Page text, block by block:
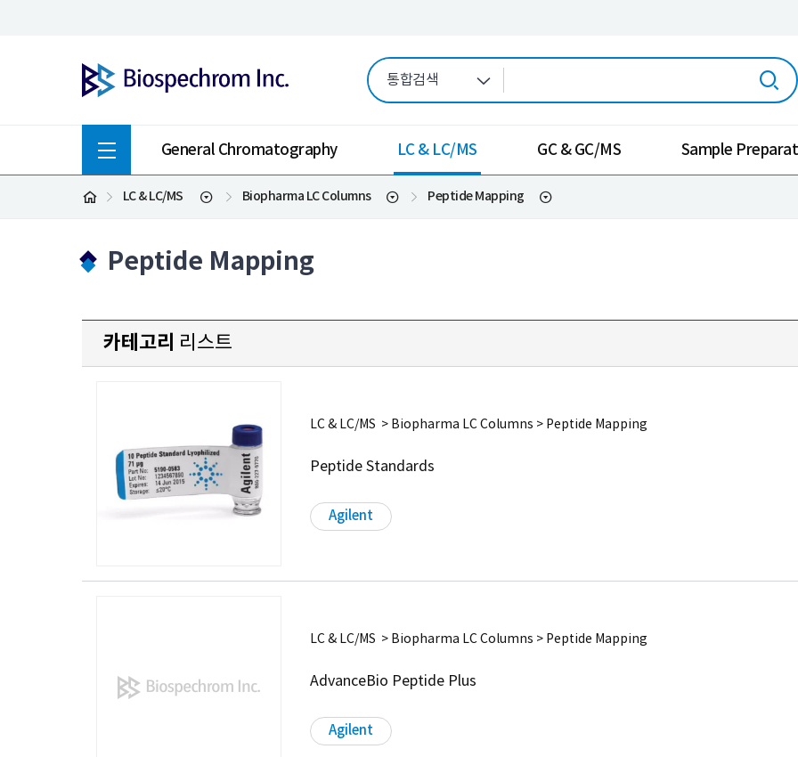
General Chromatography LC & LC/MS GC & GC/MS Sample
LC & LC/MS Biopharma LC Columns Peptide Mapping
Peptide Mapping
카테고리 리스트
LC & LC/MS > Biopharma LC Columns > Peptide Mapping
Peptide Standards
Agilent
LC & LC/MS > Biopharma LC Columns > Peptide Mapping
AdvanceBio Peptide Plus
Agilent